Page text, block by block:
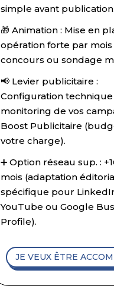
simple avant publication.
🎁 Animation : Mise en
opération forte par mois
concours ou sondage
📢 Levier publicitaire :
Configuration
monitoring de vos
Boost Publicitaire
votre charge).
➕ Option réseau sup. :
mois (adaptation
spécifique pour
YouTube ou Google
Profile).
JE VEUX ÊTRE